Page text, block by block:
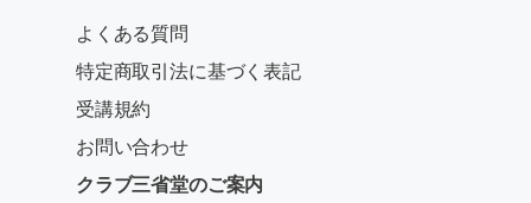
よくある質問
特定商取引法に基づく表記
受講規約
お問い合わせ
クラブ三省堂のご案内